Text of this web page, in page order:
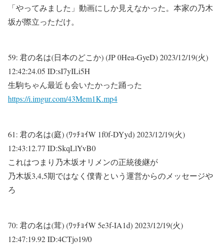
「やってみました」動画にしか見えなかった。本家の乃木
坂が際立っただけ。
59: 君の名は(日本のどこか) (JP 0Hea-GyeD)2023/12/19(火)
12:42:24.05 ID:sI7yILi5H
生駒ちゃん最近も会いたかった踊った
https://i.imgur.com/43Mem1K.mp4
61: 君の名は(庭) (ﾜｯﾁｮｲW 1f0f-DYyd)2023/12/19(火)
12:43:12.77 ID:SkqLlYvB0
これはつまり乃木坂オリメンの正統後継が
乃木坂3,4,5期ではなく僕青という運営からのメッセージや
ろ
70: 君の名は(茸) (ﾜｯﾁｮｲW 5e3f-IA1d)2023/12/19(火)
12:47:19.92 ID:4CTjo19/0